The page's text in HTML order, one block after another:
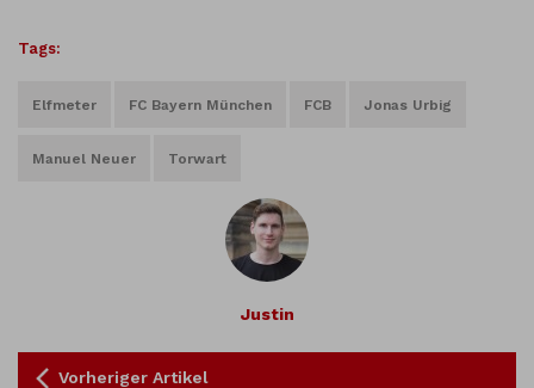
Tags:
Elfmeter FC Bayern München FCB Jonas Urbig
Manuel Neuer Torwart
Justin
Vorheriger Artikel